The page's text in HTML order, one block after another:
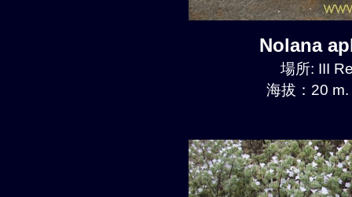
Nolana
場所: III
海拔：20